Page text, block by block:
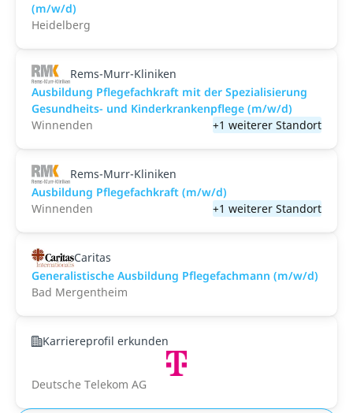
(m/w/d)
Heidelberg
Rems-Murr-Kliniken
Ausbildung Pflegefachkraft mit der Spezialisierung
Gesundheits- und Kinderkrankenpflege (m/w/d)
Winnenden
+1 weiterer Standort
Rems-Murr-Kliniken
Ausbildung Pflegefachkraft (m/w/d)
Winnenden
+1 weiterer Standort
Caritas
Generalistische Ausbildung Pflegefachmann (m/w/d)
Bad Mergentheim
Karriereprofil erkunden
Deutsche Telekom AG